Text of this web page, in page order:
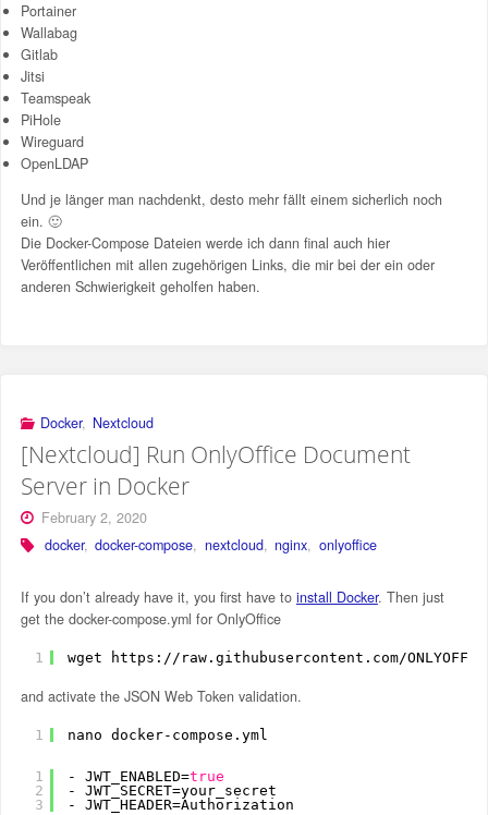
Portainer
Wallabag
Gitlab
Jitsi
Teamspeak
PiHole
Wireguard
OpenLDAP
Und je länger man nachdenkt, desto mehr fällt einem sicherlich noch
ein. 🙂
Die Docker-Compose Dateien werde ich dann final auch hier
Veröffentlichen mit allen zugehörigen Links, die mir bei der ein oder
anderen Schwierigkeit geholfen haben.
Docker, Nextcloud
[Nextcloud] Run OnlyOffice Document
Server in Docker
February 2, 2020
docker, docker-compose, nextcloud, nginx, onlyoffice
If you don’t already have it, you first have to install Docker. Then just
get the docker-compose.yml for OnlyOffice
1 wget https: //raw.githubusercontent.com/
and activate the JSON Web Token validation.
1 nano docker-compose.yml
1
2
3
- JWT_ENABLED=true
- JWT_SECRET=your_secret
- JWT_HEADER=Authorization